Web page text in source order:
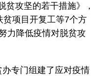
贫攻坚的若干措施》，
贫项目开复工等7个方
力降低疫情对脱贫攻
专门组建了应对疫情